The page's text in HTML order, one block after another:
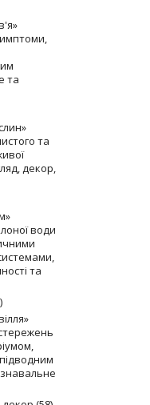
та
та
декор,
води
та